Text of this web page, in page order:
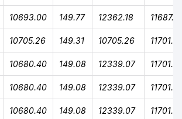
10693.00 149.77 12362.18
10705.26 149.31 10705.26
10680.40 149.08 12339.07
10680.40 149.08 12339.07
10680.40 149.08 12339.07